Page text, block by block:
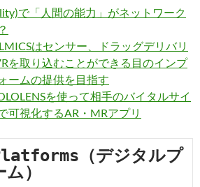
で「人間の能力」がネットワーク
はセンサー、ドラッグデリバリ
を取り込むことができる目のインプ
ームの提供を目指す
を使って相手のバイタルサイ
可視化するAR・MRアプリ
（デジタルプ
）